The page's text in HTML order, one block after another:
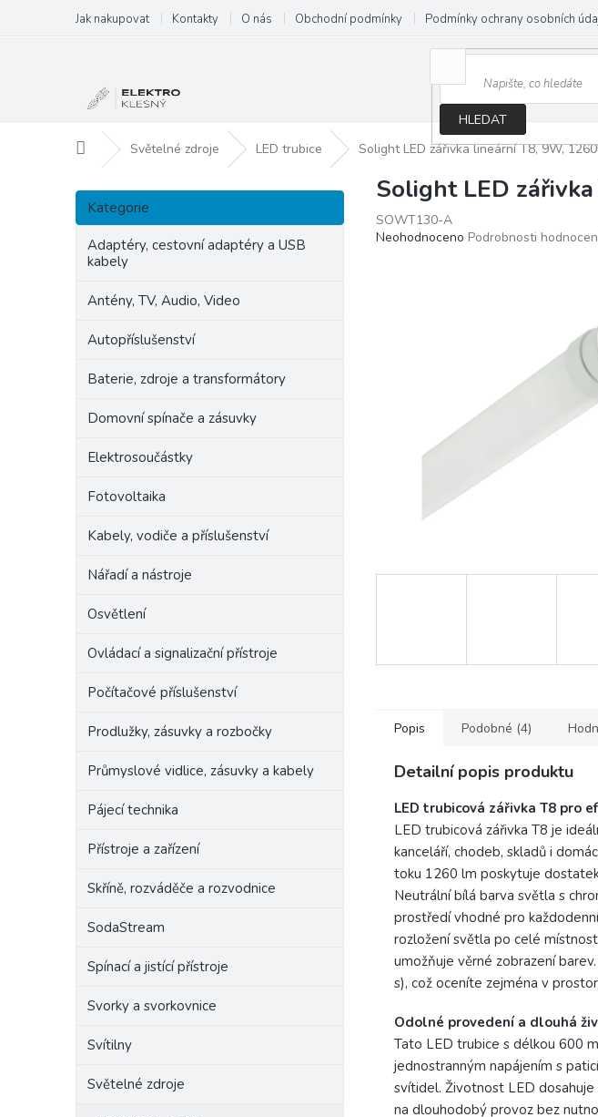
obsah
Jak nakupovat Kontakty O nás Obchodní podmínky Podmínky ochrany osobních
HLEDAT
Domů Světelné zdroje LED trubice Solight LED zářivka lineární T8, 9W,
P
s
Přeskočit
kategorie
Kategorie
Adaptéry, cestovní adaptéry a USB
kabely
Antény, TV, Audio, Video
Autopříslušenství
Baterie, zdroje a transformátory
Domovní spínače a zásuvky
Elektrosoučástky
Fotovoltaika
Kabely, vodiče a příslušenství
Nářadí a nástroje
Osvětlení
Ovládací a signalizační přístroje
Počítačové příslušenství
Prodlužky, zásuvky a rozbočky
Průmyslové vidlice, zásuvky a kabely
Pájecí technika
Přístroje a zařízení
Skříně, rozváděče a rozvodnice
SodaStream
Spínací a jistící přístroje
Svorky a svorkovnice
Svítilny
Světelné zdroje
Solight LED
SOWT130-A
Průměrné
Neohodnoceno Podrobnosti
Popis Podobné (4)
Detailní popis produktu
LED trubicová zářivka T8 pro
LED trubicová zářivka T8 je
kanceláří, chodeb, skladů i
toku 1260 lm poskytuje
Neutrální bílá barva světla s
prostředí vhodné pro
rozložení světla po celé
umožňuje věrné zobrazení
s), což oceníte zejména v
Odolné provedení a dlouhá
Tato LED trubice s délkou 600
jednostranným napájením s
svítidel. Životnost LED
na dlouhodobý provoz bez